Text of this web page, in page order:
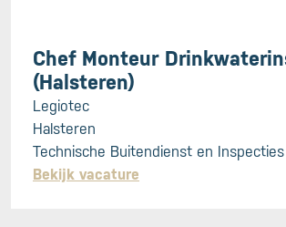
Chef Monteur
(Halsteren)
Legiotec
Halsteren
Technische Buitendienst en Inspecties
Bekijk vacature